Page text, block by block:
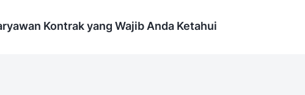
Kontrak yang Wajib Anda Ketahui